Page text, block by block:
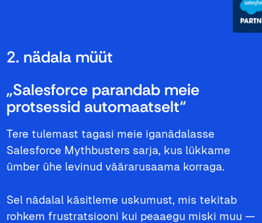
2. nädala müüt
„Salesforce parandab meie
protsessid automaatselt“
Tere tulemast tagasi meie iganädalasse
Salesforce Mythbusters sarja, kus lükkame
ümber ühe levinud väärarusaama korraga.
Sel nädalal käsitleme uskumust, mis tekitab
rohkem frustratsiooni kui peaaegu miski muu —